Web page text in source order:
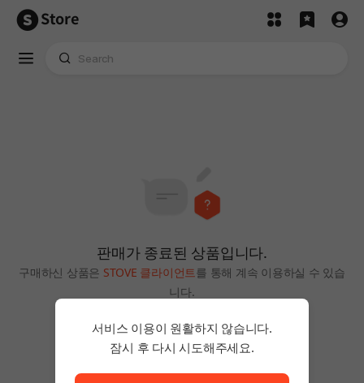
Store
판매가 종료된 상품입니다.
구매하신 상품은 STOVE 클라이언트를 통해 계속 이용하실 수 있습
니다.
홈으로
서비스 이용이 원활하지 않습니다.
잠시 후 다시 시도해주세요.